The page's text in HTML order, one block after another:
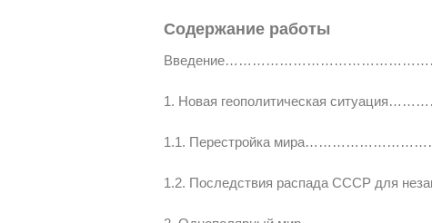
Содержание работы
1. Новая геополитическая
1.1. Перестройка
1.2. Последствия распада СССР для